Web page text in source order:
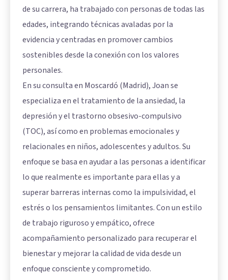
de su carrera, ha trabajado con personas de todas las
edades, integrando técnicas avaladas por la
evidencia y centradas en promover cambios
sostenibles desde la conexión con los valores
personales.
En su consulta en Moscardó (Madrid), Joan se
especializa en el tratamiento de la ansiedad, la
depresión y el trastorno obsesivo-compulsivo
(TOC), así como en problemas emocionales y
relacionales en niños, adolescentes y adultos. Su
enfoque se basa en ayudar a las personas a identificar
lo que realmente es importante para ellas y a
superar barreras internas como la impulsividad, el
estrés o los pensamientos limitantes. Con un estilo
de trabajo riguroso y empático, ofrece
acompañamiento personalizado para recuperar el
bienestar y mejorar la calidad de vida desde un
enfoque consciente y comprometido.